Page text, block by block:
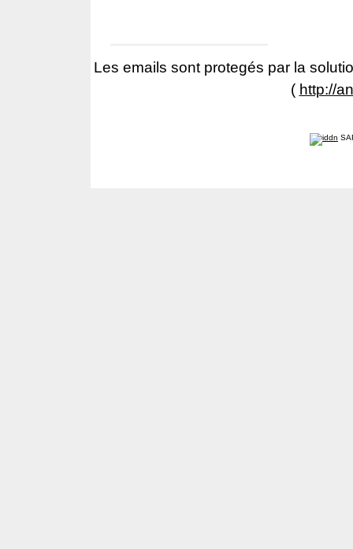
Les emails sont protegés par la
( http://